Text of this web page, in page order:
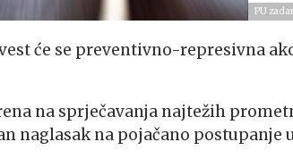
PU
će se preventivno-represivna
na sprječavanja najtežih
naglasak na pojačano postupanje